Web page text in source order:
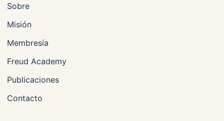
Sobre
Misión
Membresía
Freud Academy
Publicaciones
Contacto